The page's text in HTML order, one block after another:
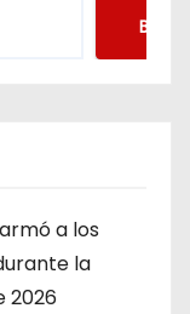
a los
la
2026